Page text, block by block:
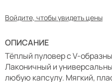
Войдите, чтобы увидеть цены
ОПИСАНИЕ
Тёплый пуловер с V-
Лаконичный и
любую капсулу. Мягкий,